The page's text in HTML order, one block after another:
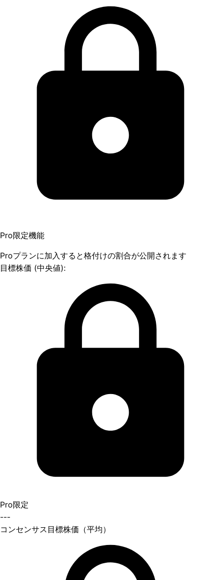
Pro限定機能
Proプランに加入すると格付けの割合が公開されます
目標株価 (中央値):
Pro限定
---
コンセンサス目標株価（平均）